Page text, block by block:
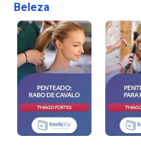
Beleza